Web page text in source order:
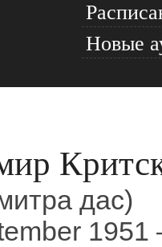
Новые
дас)
1951